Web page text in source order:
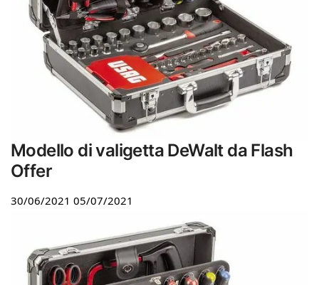
Modello di valigetta DeWalt da Flash
Offer
30/06/2021 05/07/2021